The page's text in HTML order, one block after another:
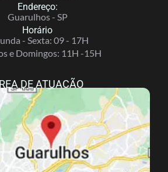
Endereço:
Guarulhos - SP
Horário
- Sexta: 09 - 17H
e Domingos: 11H -15H
DE ATUAÇÃO